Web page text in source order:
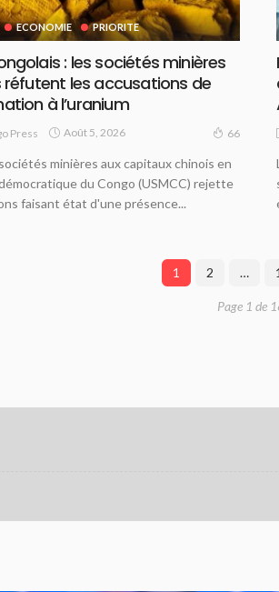
ECONOMIE PRIORITE
: les sociétés minières
réfutent les accusations de
à l’uranium
Press Août 5, 2026 66
minières aux capitaux chinois en
du Congo (USMCC) rejette
faisant état d'une présence...
1 2 …
Page 1 de